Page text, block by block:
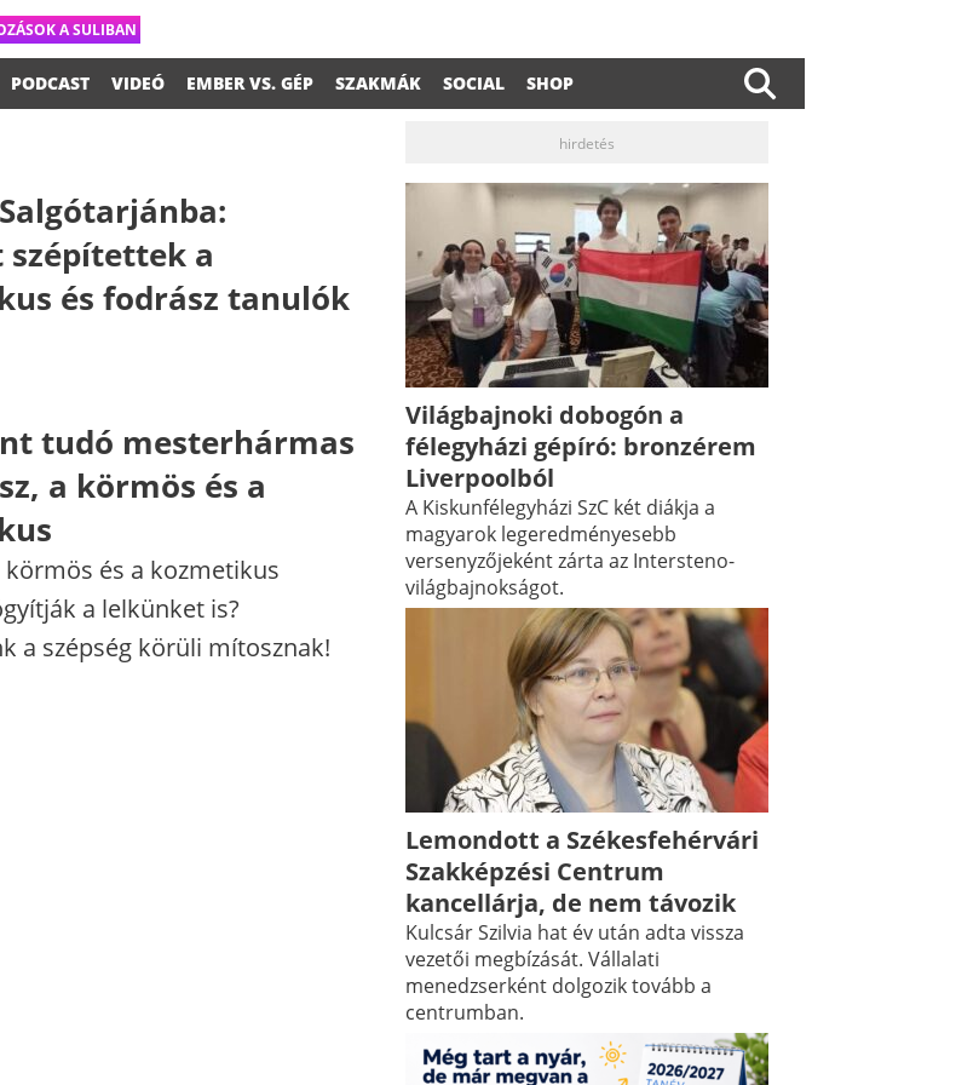
A SULIBAN
PODCAST VIDEÓ EMBER VS. GÉP SZAKMÁK SOCIAL SHOP
szépítettek a
és fodrász tanulók
tudó mesterhármas
a körmös és a
körmös és a kozmetikus
a lelkünket is?
a szépség körüli mítosznak!
hirdetés
Világbajnoki dobogón a
félegyházi gépíró: bronzérem
Liverpoolból
A Kiskunfélegyházi SzC két diákja a
magyarok legeredményesebb
versenyzőjeként zárta az Intersteno-
világbajnokságot.
Lemondott a Székesfehérvári
Szakképzési Centrum
kancellárja, de nem távozik
Kulcsár Szilvia hat év után adta vissza
vezetői megbízását. Vállalati
menedzserként dolgozik tovább a
centrumban.